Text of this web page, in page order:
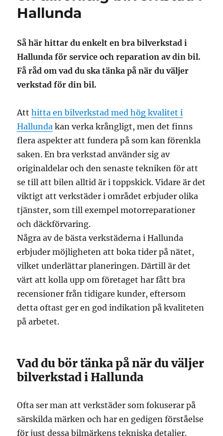
Hallunda
Så här hittar du enkelt en bra bilverkstad i
Hallunda för service och reparation av din bil.
Få råd om vad du ska tänka på när du väljer
verkstad för din bil.
Atthitta en bilverkstad med hög kvalitet i
Hallunda kan verka krångligt, men det finns
flera aspekter att fundera på som kan förenkla
saken. En bra verkstad använder sig av
originaldelar och den senaste tekniken för att
se till att bilen alltid är i toppskick. Vidare är det
viktigt att verkstäder i området erbjuder olika
tjänster, som till exempel motorreparationer
och däckförvaring.
Några av de bästa verkstäderna i Hallunda
erbjuder möjligheten att boka tider på nätet,
vilket underlättar planeringen. Därtill är det
värt att kolla upp om företaget har fått bra
recensioner från tidigare kunder, eftersom
detta oftast ger en god indikation på kvaliteten
på arbetet.
Vad du bör tänka på när du väljer
bilverkstad i Hallunda
Ofta ser man att verkstäder som fokuserar på
särskilda märken och har en gedigen förståelse
för just dessa bilmärkens tekniska detaljer.